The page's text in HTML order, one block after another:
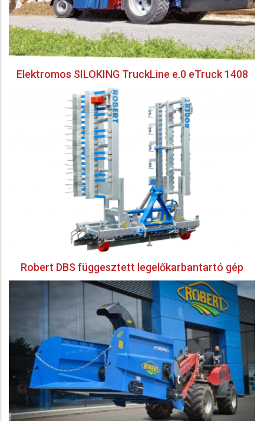
Elektromos SILOKING TruckLine e.0 eTruck 1408
Robert DBS függesztett legelőkarbantartó gép